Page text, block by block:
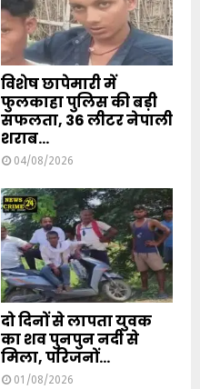
विशेष छापेमारी में
फुलकाहा पुलिस की बड़ी
सफलता, 36 लीटर नेपाली
शराब...
04/08/2026
दो दिनों से लापता युवक
का शव पुनपुन नदी से
मिला, परिजनों...
01/08/2026